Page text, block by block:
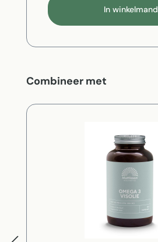
In winkelmand
Productgalerij overslaan
Combineer met